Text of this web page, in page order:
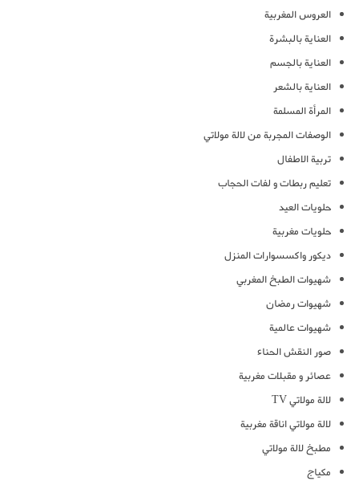
العروس المغربية
العناية بالبشرة
العناية بالجسم
العناية بالشعر
المرأة المسلمة
الوصفات المجربة من لالة مولاتي
تربية الاطفال
تعليم ربطات و لفات الحجاب
حلويات العيد
حلويات مغربية
ديكور واكسسوارات المنزل
شهيوات الطبخ المغربي
شهيوات رمضان
شهيوات عالمية
صور النقش الحناء
عصائر و مقبلات مغربية
لالة مولاتي TV
لالة مولاتي اناقة مغربية
مطبخ لالة مولاتي
مكياج